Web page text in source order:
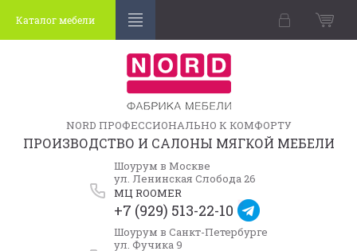
Каталог мебели
NORD ПРОФЕССИОНАЛЬНО К КОМФОРТУ
ПРОИЗВОДСТВО И САЛОНЫ МЯГКОЙ МЕБЕЛИ
Шоурум в Москве
ул. Ленинская Слобода 26
МЦ ROOMER
+7 (929) 513-22-10
Шоурум в Санкт-Петербурге
ул. Фучика 9